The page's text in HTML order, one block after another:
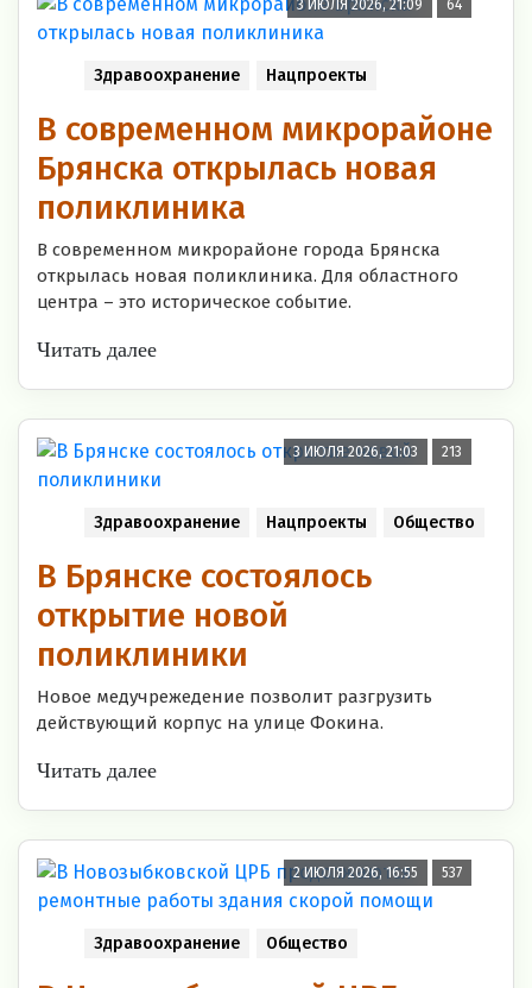
3 ИЮЛЯ 2026, 21:09 64
Здравоохранение Нацпроекты
В современном микрорайоне
Брянска открылась новая
поликлиника
В современном микрорайоне города Брянска
открылась новая поликлиника. Для областного
центра – это историческое событие.
Читать далее
3 ИЮЛЯ 2026, 21:03 213
Здравоохранение Нацпроекты Общество
В Брянске состоялось
открытие новой
поликлиники
Новое медучрежедение позволит разгрузить
действующий корпус на улице Фокина.
Читать далее
2 ИЮЛЯ 2026, 16:55 537
Здравоохранение Общество